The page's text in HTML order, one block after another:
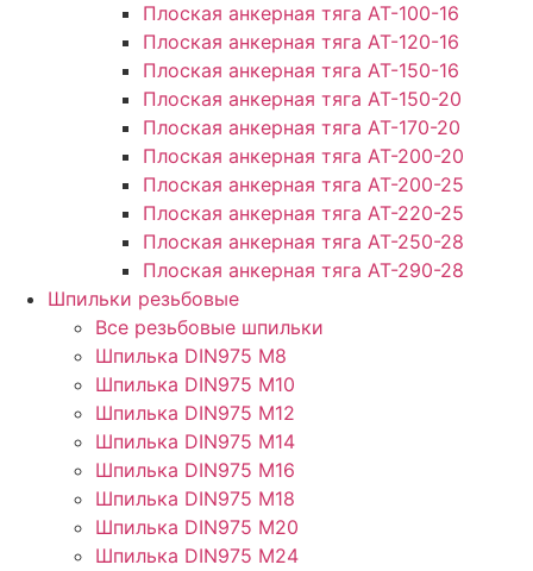
Плоская анкерная тяга АТ-100-16
Плоская анкерная тяга АТ-120-16
Плоская анкерная тяга АТ-150-16
Плоская анкерная тяга АТ-150-20
Плоская анкерная тяга АТ-170-20
Плоская анкерная тяга АТ-200-20
Плоская анкерная тяга АТ-200-25
Плоская анкерная тяга АТ-220-25
Плоская анкерная тяга АТ-250-28
Плоская анкерная тяга АТ-290-28
Шпильки резьбовые
Все резьбовые шпильки
Шпилька DIN975 М8
Шпилька DIN975 М10
Шпилька DIN975 М12
Шпилька DIN975 М14
Шпилька DIN975 М16
Шпилька DIN975 М18
Шпилька DIN975 М20
Шпилька DIN975 М24